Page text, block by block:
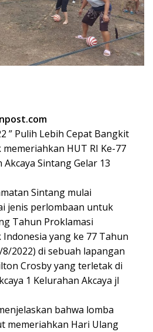
” Pulih Lebih Cepat Bangkit
HUT RI Ke-77
Sintang Gelar 13
Sintang mulai
jenis perlombaan untuk
Tahun Proklamasi
yang ke 77 Tahun
2022) di sebuah lapangan
Crosby yang terletak di
1 Kelurahan Akcaya jl
bahwa lomba
memeriahkan Hari Ulang